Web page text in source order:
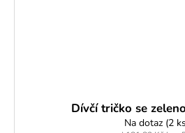
Dívčí tričko se
Na dotaz (2